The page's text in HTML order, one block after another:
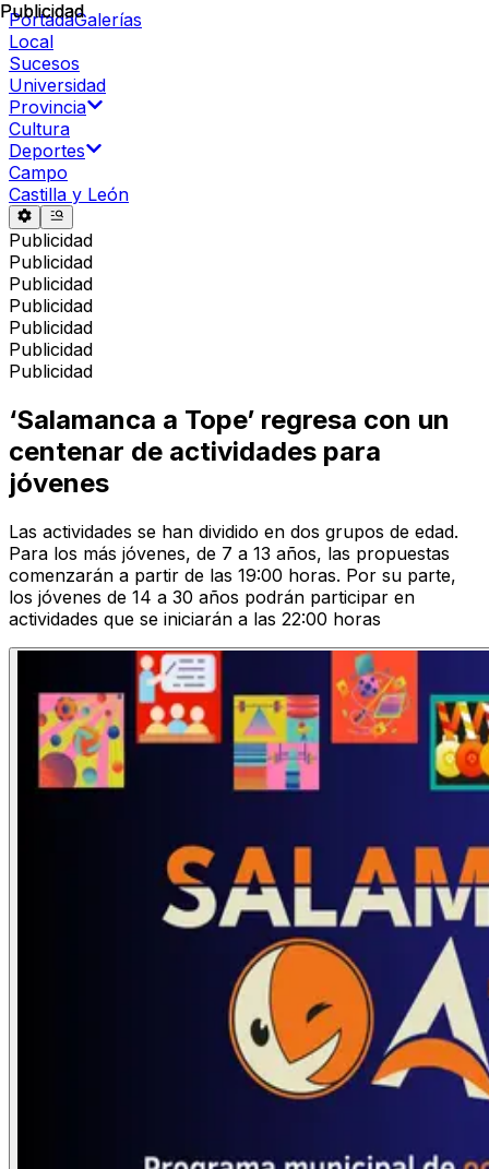
PortadaGalerías
Local
Sucesos
Universidad
Provincia
Cultura
Deportes
Campo
Castilla y León
Publicidad
Publicidad
Publicidad
Publicidad
Publicidad
Publicidad
Publicidad
Publicidad
‘Salamanca a Tope’ regresa con un
centenar de actividades para
jóvenes
Las actividades se han dividido en dos grupos de edad.
Para los más jóvenes, de 7 a 13 años, las propuestas
comenzarán a partir de las 19:00 horas. Por su parte,
los jóvenes de 14 a 30 años podrán participar en
actividades que se iniciarán a las 22:00 horas
Publicidad